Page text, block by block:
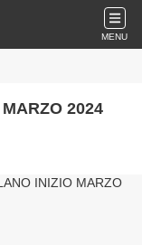
MENU
2024